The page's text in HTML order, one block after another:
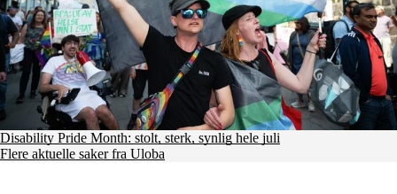
Disability Pride Month: stolt, sterk, synlig hele juli
Flere aktuelle saker fra Uloba